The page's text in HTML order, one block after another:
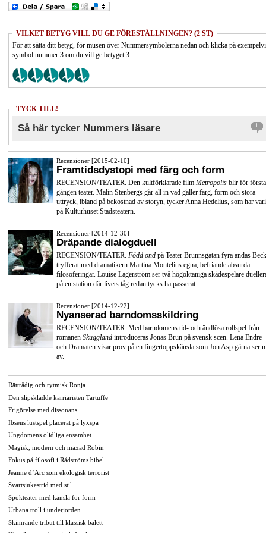
VILKET BETYG VILL DU GE FÖRESTÄLLNINGEN? (2 ST)
För att sätta ditt betyg, för musen över Nummersymbolerna nedan och klicka på
symbol nummer 3 om du vill ge betyget 3.
TYCK TILL!
Så här tycker Nummers läsare 1
Recensioner [2015-02-10]
Framtidsdystopi med färg och form
RECENSION/TEATER. Den kultförklarade film Metropolis blir för första
gången teater. Malin Stenbergs går all in vad gäller färg, form och stora
uttryck, ibland på bekostnad av storyn, tycker Anna Hedelius, som har
på Kulturhuset Stadsteatern.
Recensioner [2014-12-30]
Dräpande dialogduell
RECENSION/TEATER. Född ond på Teater Brunnsgatan fyra andas
tryfferat med dramatikern Martina Montelius egna, befriande absurda
filosoferingar. Louise Lagerström ser två högoktaniga skådespelare
på en station där livets tåg redan tycks ha passerat.
Recensioner [2014-12-22]
Nyanserad barndomsskildring
RECENSION/TEATER. Med barndomens tid- och ändlösa rollspel från
romanen Skuggland introduceras Jonas Brun på svensk scen. Lena Endre
och Dramaten visar prov på en fingertoppskänsla som Jon Asp gärna ser
av.
Rättrådig och rytmisk Ronja
Den slipsklädde karriäristen Tartuffe
Frigörelse med dissonans
Ibsens lustspel placerat på lyxspa
Ungdomens olidliga ensamhet
Magisk, modern och maxad Robin
Fokus på filosofi i Rådströms bibel
Jeanne d’Arc som ekologisk terrorist
Svartsjukestrid med stil
Spökteater med känsla för form
Urbana troll i underjorden
Skimrande tribut till klassisk balett